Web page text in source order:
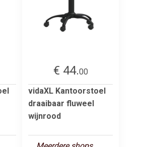
€ 44.00
vidaXL Kantoorstoel
draaibaar fluweel
wijnrood